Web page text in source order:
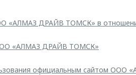
«АЛМАЗ ДРАЙВ ТОМСК» в
«АЛМАЗ ДРАЙВ ТОМСК»
официальным сайтом